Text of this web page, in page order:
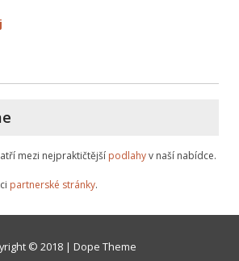
mezi nejpraktičtější podlahyv naší nabídce.
partnerské stránky.
© 2018 | Dope Theme